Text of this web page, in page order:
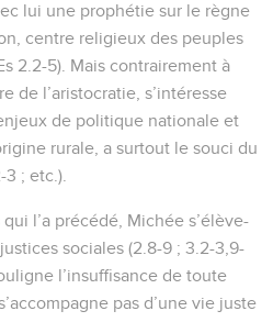
lui une prophétie sur le règne
centre religieux des peuples
2.2-5). Mais contrairement à
de l’aristocratie, s’intéresse
de politique nationale et
rurale, a surtout le souci du
; etc.).
l’a précédé, Michée s’élève-
sociales (2.8-9 ; 3.2-3,9-
l’insuffisance de toute
pas d’une vie juste